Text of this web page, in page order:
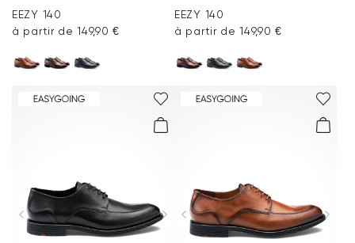
EEZY 140
à partir de 149,90 €
EEZY 140
à partir de 149,90 €